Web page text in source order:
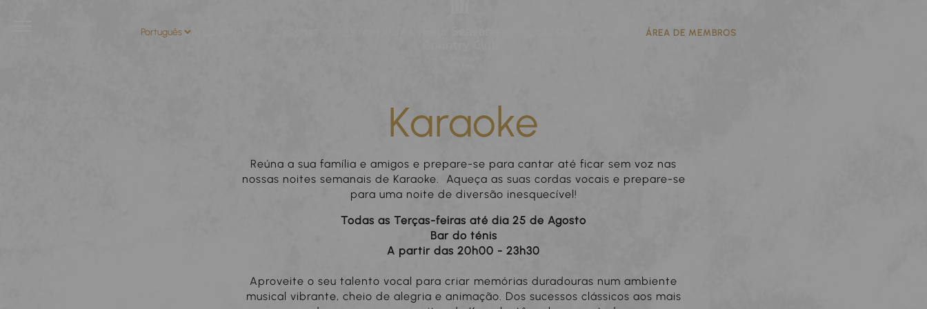
ALOJAMENTO ÁREA DE MEMBROS
Karaoke
Reúna a sua família e amigos e prepare-se para cantar até ficar sem voz nas
nossas noites semanais de Karaoke. Aqueça as suas cordas vocais e prepare-se
para uma noite de diversão inesquecível!
Todas as Terças-feiras até dia 25 de Agosto
Bar do ténis
A partir das 20h00 - 23h30
Aproveite o seu talento vocal para criar memórias duradouras num ambiente
musical vibrante, cheio de alegria e animação. Dos sucessos clássicos aos mais